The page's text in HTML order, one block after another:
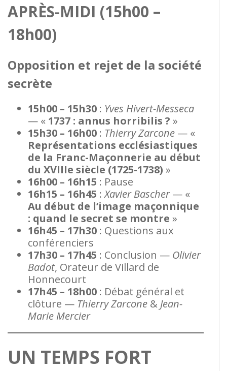
APRÈS-MIDI (15h00 –
18h00)
Opposition et rejet de la société
secrète
15h00 – 15h30 : Yves Hivert-Messeca
— « 1737 : annus horribilis ? »
15h30 – 16h00 : Thierry Zarcone — «
Représentations ecclésiastiques
de la Franc-Maçonnerie au début
du XVIIIe siècle (1725-1738) »
16h00 – 16h15 : Pause
16h15 – 16h45 :Xavier Bascher— «
Au début de l’image maçonnique
: quand le secret se montre »
16h45 – 17h30 : Questions aux
conférenciers
17h30 – 17h45 : Conclusion — Olivier
Badot, Orateur de Villard de
Honnecourt
17h45 – 18h00 : Débat général et
clôture — Thierry Zarcone & Jean-
Marie Mercier
UN TEMPS FORT